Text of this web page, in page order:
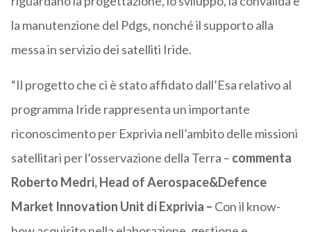
la manutenzione del Pdgs, nonché il supporto alla
messa in servizio dei satelliti Iride.
“Il progetto che ci è stato affidato dall’Esa relativo al
programma Iride rappresenta un importante
riconoscimento per Exprivia nell’ambito delle missioni
satellitari per l’osservazione della Terra – commenta
Roberto Medri, Head of Aerospace&Defence
Market Innovation Unit di Exprivia – Con il know-